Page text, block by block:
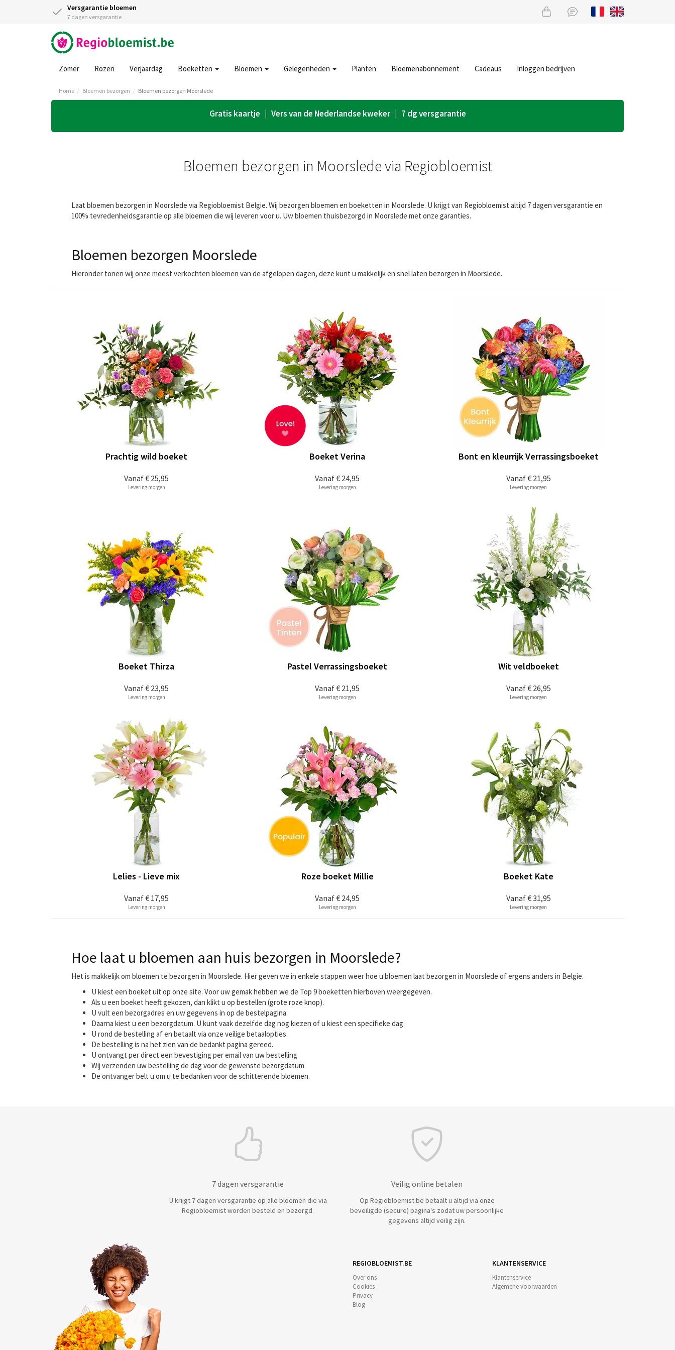
Versgarantie bloemen
7 dagen versgarantie
Zomer Rozen Verjaardag Boeketten Bloemen Gelegenheden Planten Bloemenabonnement Cadeaus Inloggen bedrijven
Home Bloemen bezorgen Bloemen bezorgen Moorslede
Gratis kaartje | Vers van de Nederlandse kweker | 7 dg versgarantie
Bloemen bezorgen in Moorslede via Regiobloemist
Laat bloemen bezorgen in Moorslede via Regiobloemist Belgie. Wij bezorgen bloemen en boeketten in Moorslede. U krijgt van Regiobloemist altijd 7 dagen versgarantie en
100% tevredenheidsgarantie op alle bloemen die wij leveren voor u. Uw bloemen thuisbezorgd in Moorslede met onze garanties.
Bloemen bezorgen Moorslede
Hieronder tonen wij onze meest verkochten bloemen van de afgelopen dagen, deze kunt u makkelijk en snel laten bezorgen in Moorslede.
Vanaf€ 25,95
Prachtig wild boeket
Levering morgen
Vanaf€ 24,95
Boeket Verina
Levering morgen
Vanaf€ 21,95
Bont en kleurrijk Verrassingsboeket
Levering morgen
Vanaf€ 23,95
Boeket Thirza
Levering morgen
Vanaf€ 21,95
Pastel Verrassingsboeket
Levering morgen
Vanaf€ 26,95
Wit veldboeket
Levering morgen
Vanaf€ 17,95
Lelies - Lieve mix
Levering morgen
Vanaf€ 24,95
Roze boeket Millie
Levering morgen
Vanaf€ 31,95
Boeket Kate
Levering morgen
Hoe laat u bloemen aan huis bezorgen in Moorslede?
Het is makkelijk om bloemen te bezorgen in Moorslede. Hier geven we in enkele stappen weer hoe u bloemen laat bezorgen in Moorslede of ergens anders in Belgie.
U kiest een boeket uit op onze site. Voor uw gemak hebben we de Top 9 boeketten hierboven weergegeven.
Als u een boeket heeft gekozen, dan klikt u op bestellen (grote roze knop).
U vult een bezorgadres en uw gegevens in op de bestelpagina.
Daarna kiest u een bezorgdatum. U kunt vaak dezelfde dag nog kiezen of u kiest een specifieke dag.
U rond de bestelling af en betaalt via onze veilige betaalopties.
De bestelling is na het zien van de bedankt pagina gereed.
U ontvangt per direct een bevestiging per email van uw bestelling
Wij verzenden uw bestelling de dag voor de gewenste bezorgdatum.
De ontvanger belt u om u te bedanken voor de schitterende bloemen.
7 dagen versgarantie
U krijgt 7 dagen versgarantie op alle bloemen die via
Regiobloemist worden besteld en bezorgd.
Veilig online betalen
Op Regiobloemist.be betaalt u altijd via onze
beveiligde (secure) pagina's zodat uw persoonlijke
gegevens altijd veilig zijn.
REGIOBLOEMIST.BE
Over ons
Cookies
Privacy
Blog
KLANTENSERVICE
Klantenservice
Algemene voorwaarden